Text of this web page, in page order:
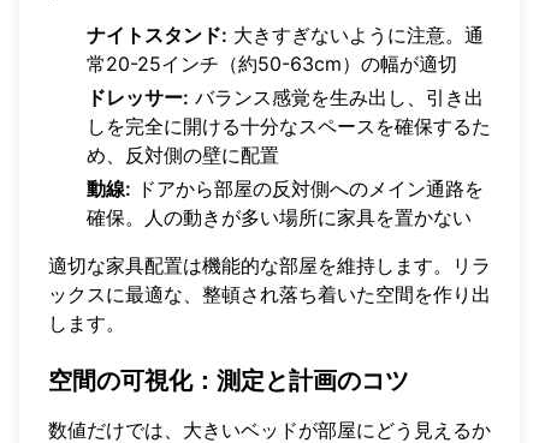
ナイトスタンド: 大きすぎないように注意。通
常20-25インチ（約50-63cm）の幅が適切
ドレッサー: バランス感覚を生み出し、引き出
しを完全に開ける十分なスペースを確保するた
め、反対側の壁に配置
動線: ドアから部屋の反対側へのメイン通路を
確保。人の動きが多い場所に家具を置かない
適切な家具配置は機能的な部屋を維持します。リラ
ックスに最適な、整頓され落ち着いた空間を作り出
します。
空間の可視化：測定と計画のコツ
数値だけでは、大きいベッドが部屋にどう見えるか